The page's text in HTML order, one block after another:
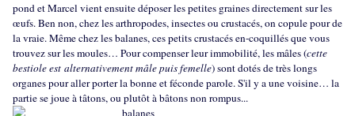
pond et Marcel vient ensuite déposer les petites graines directement sur les
œufs. Ben non, chez les arthropodes, insectes ou crustacés, on copule pour de
la vraie. Même chezles balanes, ces petits crustacés en-coquillés que vous
trouvez sur les moules… Pour compenser leur immobilité, les mâles (cette
bestiole est alternativement mâle puis femelle) sont dotés de très longs
organes pour aller porter la bonne et féconde parole. S'il y a une voisine… la
partie se joue à tâtons, ou plutôt à bâtons non rompus...